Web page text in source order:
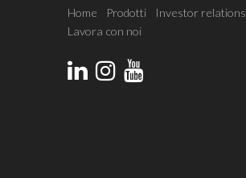
Home Prodotti Investor relations
Lavora con noi